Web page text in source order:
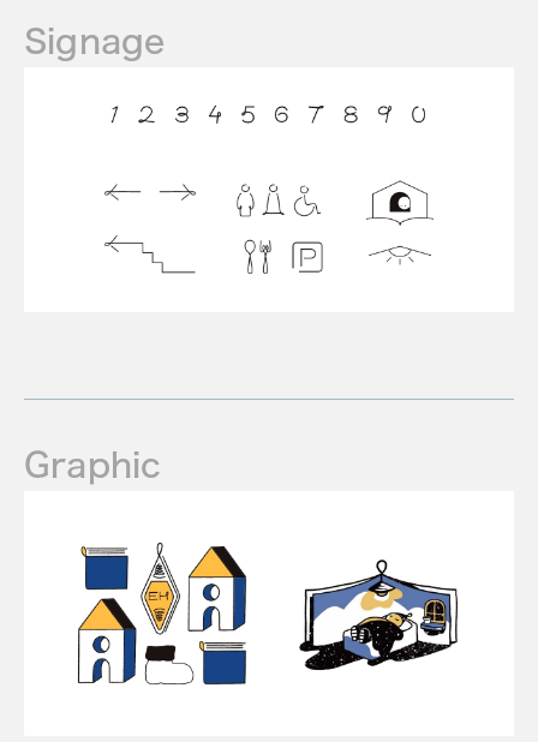
Signage
Graphic